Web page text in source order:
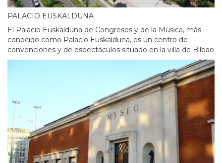
PALACIO EUSKALDUNA
El Palacio Euskalduna de Congresos y de la Música, más
conocido como Palacio Euskalduna, es un centro de
convenciones y de espectáculos situado en la villa de Bilbao